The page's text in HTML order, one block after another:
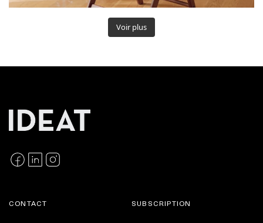
Voir plus
CONTACT SUBSCRIPTION